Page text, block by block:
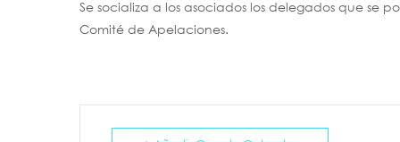
Se socializa a los asociados los delegados que se
Comité de Apelaciones.